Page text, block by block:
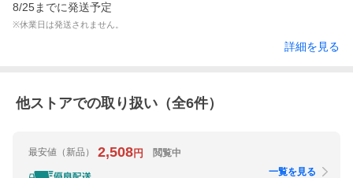
8/25までに発送予定
※休業日は発送されません。
詳細を見る
他ストアでの取り扱い（全6件）
最安値 （新品） 2,508円 閲覧中
一覧を見る